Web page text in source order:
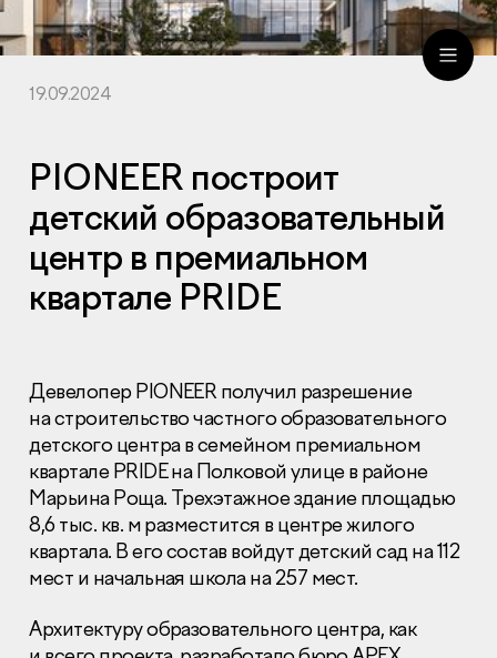
19.09.2024
PIONEER построит
детский образовательный
центр в премиальном
квартале PRIDE
Девелопер PIONEER получил разрешение
на строительство частного образовательного
детского центра в семейном премиальном
квартале PRIDE на Полковой улице в районе
Марьина Роща. Трехэтажное здание площадью
8,6 тыс. кв. м разместится в центре жилого
квартала. В его состав войдут детский сад на 112
мест и начальная школа на 257 мест.
Архитектуру образовательного центра, как